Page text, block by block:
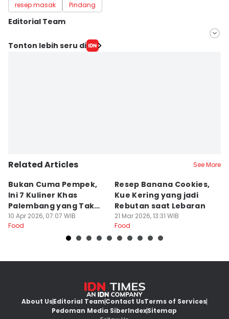
resep masak
Pindang
Editorial Team
Editor
Tonton lebih seru di
Related Articles See More
Bukan Cuma Pempek,
Ini 7 Kuliner Khas
Palembang yang Tak
Kalah Enak
10 Apr 2026, 07:07 WIB
Food
Resep Banana Cookies,
Kue Kering yang jadi
Rebutan saat Lebaran
21 Mar 2026, 13:31 WIB
Food
About UsEditorial TeamContact UsTerms of Services
Pedoman Media SiberIndexSitemap